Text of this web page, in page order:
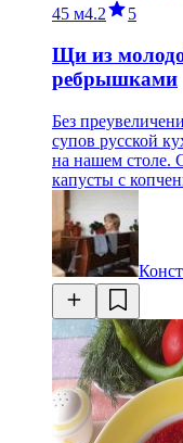
45 м4.2 5
Щи из
ребрышками
Без
супов русской
на нашем столе.
капусты с